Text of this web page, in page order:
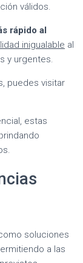
válidos.
rápido al
inigualable al
y urgentes.
puedes visitar
estas
soluciones
a las